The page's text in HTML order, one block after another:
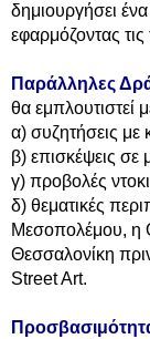
δημιουργήσει
εφαρμόζοντας
Παράλληλες
θα εμπλουτιστεί
α) συζητήσεις με
β) επισκέψεις σε
γ) προβολές
δ) θεματικές
Μεσοπολέμου, η
Θεσσαλονίκη
Street Art.